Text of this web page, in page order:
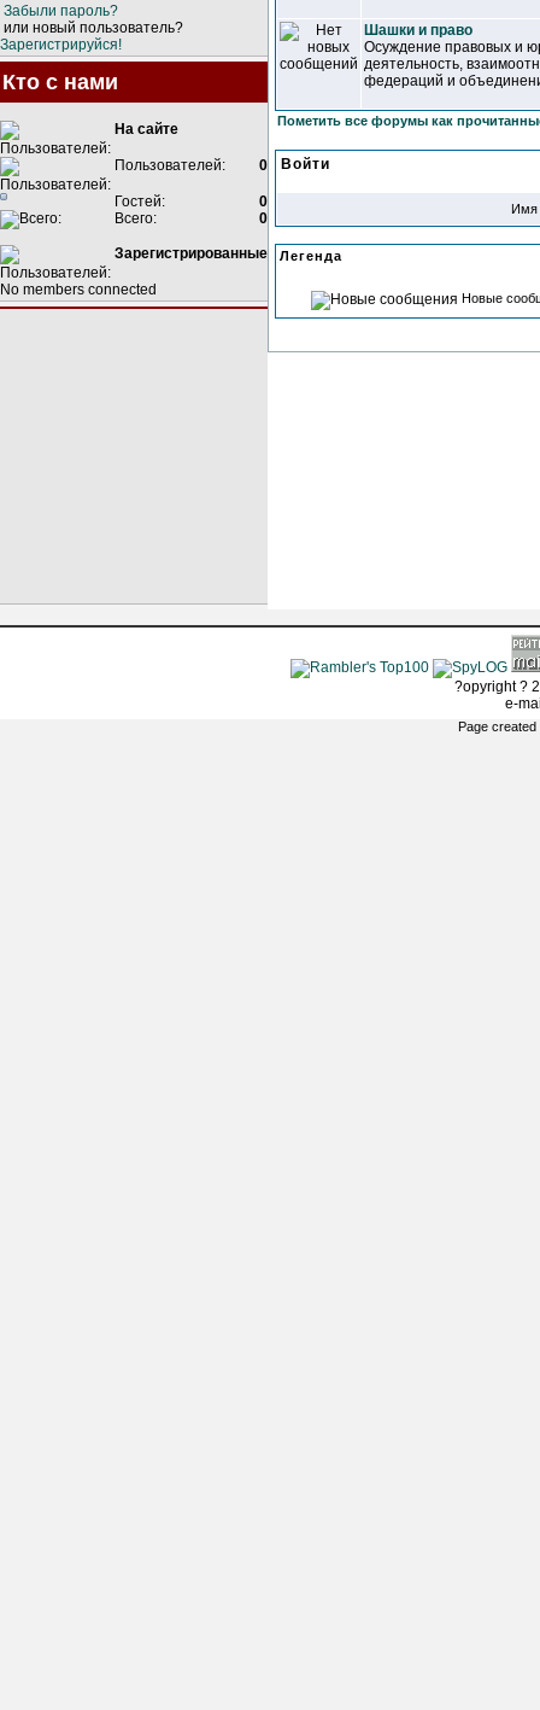
Забыли пароль?
или новый пользователь?
Зарегистрируйся!
Кто с нами
На сайте
Пользователей: 0
Гостей:
0
Всего:
0
Зарегистрированные
No members connected
Шашки и право
Осуждение правовых и
деятельность,
федераций и
Пометить все форумы как
Войти
Имя
Легенда
Новые
?opyright ?
e-
Page